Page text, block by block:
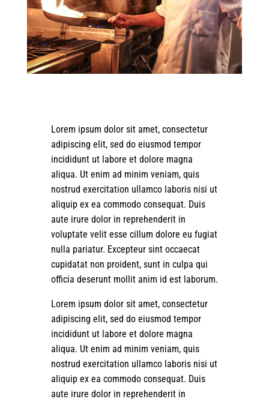
Lorem ipsum dolor sit amet, consectetur
adipiscing elit, sed do eiusmod tempor
incididunt ut labore et dolore magna
aliqua. Ut enim ad minim veniam, quis
nostrud exercitation ullamco laboris nisi ut
aliquip ex ea commodo consequat. Duis
aute irure dolor in reprehenderit in
voluptate velit esse cillum dolore eu fugiat
nulla pariatur. Excepteur sint occaecat
cupidatat non proident, sunt in culpa qui
officia deserunt mollit anim id est laborum.
Lorem ipsum dolor sit amet, consectetur
adipiscing elit, sed do eiusmod tempor
incididunt ut labore et dolore magna
aliqua. Ut enim ad minim veniam, quis
nostrud exercitation ullamco laboris nisi ut
aliquip ex ea commodo consequat. Duis
aute irure dolor in reprehenderit in